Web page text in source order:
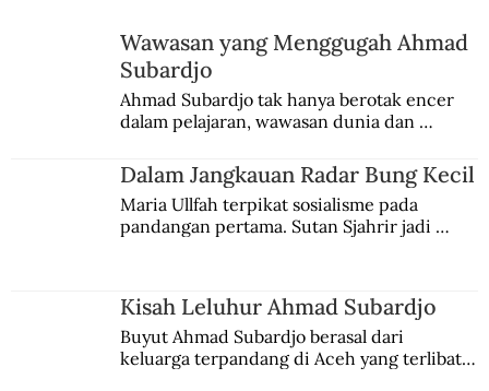
Wawasan yang Menggugah Ahmad
Subardjo
Ahmad Subardjo tak hanya berotak encer
dalam pelajaran, wawasan dunia dan
Jules Verne, Multatuli, hingga Sun Yat-sen.
Dalam Jangkauan Radar Bung Kecil
Maria Ullfah terpikat sosialisme pada
pandangan pertama. Sutan Sjahrir jadi
Kisah Leluhur Ahmad Subardjo
Buyut Ahmad Subardjo berasal dari
keluarga terpandang di Aceh yang terlibat